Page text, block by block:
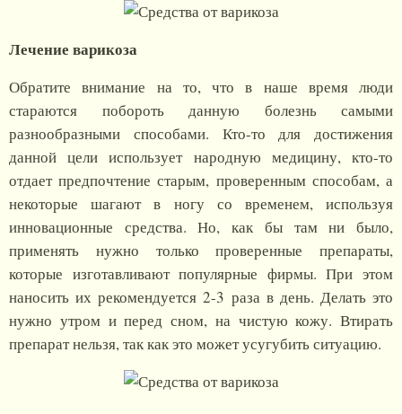
Лечение варикоза
Обратите внимание на то, что в наше время люди
стараются побороть данную болезнь самыми
разнообразными способами. Кто-то для достижения
данной цели использует народную медицину, кто-то
отдает предпочтение старым, проверенным способам, а
некоторые шагают в ногу со временем, используя
инновационные средства. Но, как бы там ни было,
применять нужно только проверенные препараты,
которые изготавливают популярные фирмы. При этом
наносить их рекомендуется 2-3 раза в день. Делать это
нужно утром и перед сном, на чистую кожу. Втирать
препарат нельзя, так как это может усугубить ситуацию.